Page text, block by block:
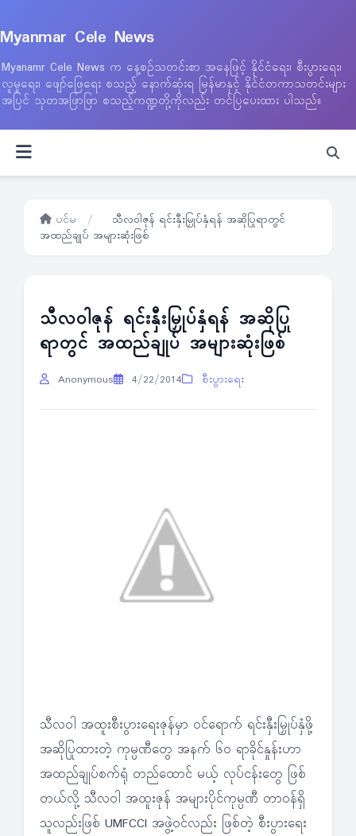
Myanmar Cele News
Myanamr Cele News က နေ့စဉ်သတင်းစာ အနေဖြင့် နိုင်ငံရေး၊ စီးပွားရေး၊
လူမှုရေး၊ ဖျော်ဖြေရေး စသည့် နောက်ဆုံးရ မြန်မာနှင့် နိုင်ငံတကာသတင်းများ
အပြင် သုတအဖြာဖြာ စသည့်ကဏ္ဍတို့ကိုလည်း တင်ပြပေးထား ပါသည်။
ပင်မ /
သီလဝါဇုန် ရင်းနှီးမြှုပ်နှံရန် အဆိုပြုရာတွင်
အထည်ချုပ် အများဆုံးဖြစ်
သီလဝါဇုန် ရင်းနှီးမြှုပ်နှံရန် အဆိုပြု
ရာတွင် အထည်ချုပ် အများဆုံးဖြစ်
Anonymous 4/22/2014 စီးပွားရေး
သီလဝါ အထူးစီးပွားရေးဇုန်မှာ ဝင်ရောက် ရင်းနှီးမြှုပ်နှံဖို့
အဆိုပြုထားတဲ့ ကုမ္ပဏီတွေ အနက် ၆၀ ရာခိုင်နှုန်းဟာ
အထည်ချုပ်စက်ရုံ တည်ထောင် မယ့် လုပ်ငန်းတွေ ဖြစ်
တယ်လို့ သီလဝါ အထူးဇုန် အများပိုင်ကုမ္ပဏီ တာဝန်ရှိ
သူလည်းဖြစ် UMFCCI အဖွဲ့ဝင်လည်း ဖြစ်တဲ့ စီးပွားရေး